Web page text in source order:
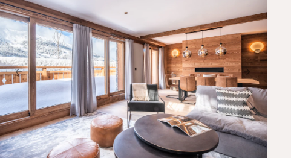
Previous Next